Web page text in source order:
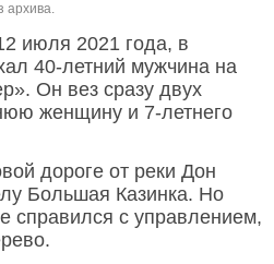
архива.
июля 2021 года, в
40-летний мужчина на
Он вез сразу двух
женщину и 7-летнего
дороге от реки Дон
Большая Казинка. Но
справился с управлением,